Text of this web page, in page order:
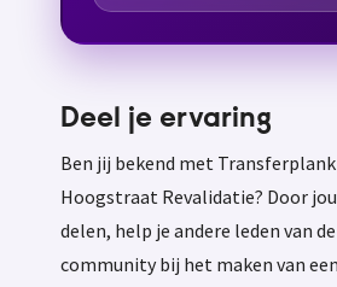
Deel je ervaring
Ben jij bekend met Transferplank
Hoogstraat Revalidatie? Door
delen, help je andere leden van
community bij het maken van